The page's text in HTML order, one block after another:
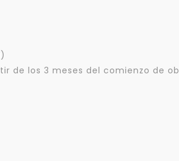
de los 3 meses del comienzo de
mejor y